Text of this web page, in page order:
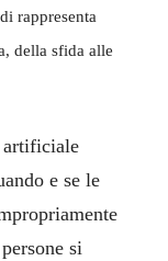
rappresenta
della sfida alle
artificiale
e se le
si